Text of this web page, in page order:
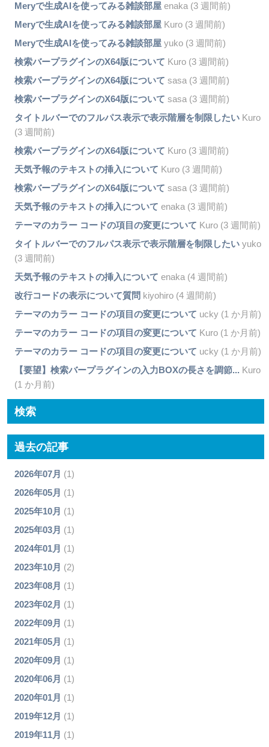
Meryで生成AIを使ってみる雑談部屋enaka (3 週間前)
Meryで生成AIを使ってみる雑談部屋Kuro (3 週間前)
Meryで生成AIを使ってみる雑談部屋yuko (3 週間前)
検索バープラグインのX64版について Kuro (3 週間前)
検索バープラグインのX64版について sasa (3 週間前)
検索バープラグインのX64版について sasa (3 週間前)
タイトルバーでのフルパス表示で表示階層を制限したいKuro
(3 週間前)
検索バープラグインのX64版について Kuro (3 週間前)
天気予報のテキストの挿入について Kuro (3 週間前)
検索バープラグインのX64版について sasa (3 週間前)
天気予報のテキストの挿入について enaka (3 週間前)
テーマのカラー コードの項目の変更について Kuro (3 週間前)
タイトルバーでのフルパス表示で表示階層を制限したいyuko
(3 週間前)
天気予報のテキストの挿入について enaka (4 週間前)
改行コードの表示について質問 kiyohiro (4 週間前)
テーマのカラー コードの項目の変更について ucky (1 か月前)
テーマのカラー コードの項目の変更について Kuro (1 か月前)
テーマのカラー コードの項目の変更について ucky (1 か月前)
【要望】検索バープラグインの入力BOXの長さを調節... Kuro
(1 か月前)
検索
過去の記事
2026年07月 (1)
2026年05月 (1)
2025年10月 (1)
2025年03月 (1)
2024年01月 (1)
2023年10月 (2)
2023年08月 (1)
2023年02月 (1)
2022年09月 (1)
2021年05月 (1)
2020年09月 (1)
2020年06月 (1)
2020年01月 (1)
2019年12月 (1)
2019年11月 (1)